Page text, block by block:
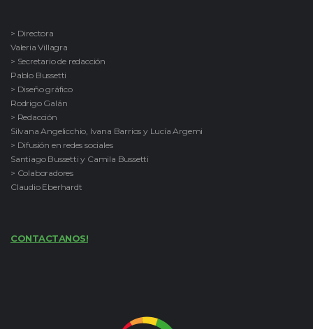
> Directora
Valeria Villagra
> Secretario de redacción
Pablo Bussetti
> Diseño gráfico
Rodrigo Galán
> Redacción
Silvana Angelicchio, Ivana Barrios y Lucía Argemi
> Difusión en redes sociales
Santiago Bussetti y Camila Bussetti
> Colaboradores
Claudio Eberhardt
CONTACTANOS!